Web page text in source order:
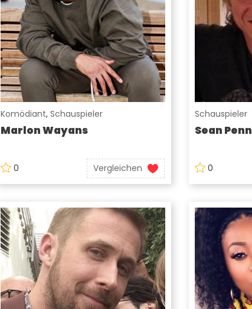
Komödiant, Schauspieler
Marlon Wayans
0 Vergleichen
Schauspieler
Sean Penn
0